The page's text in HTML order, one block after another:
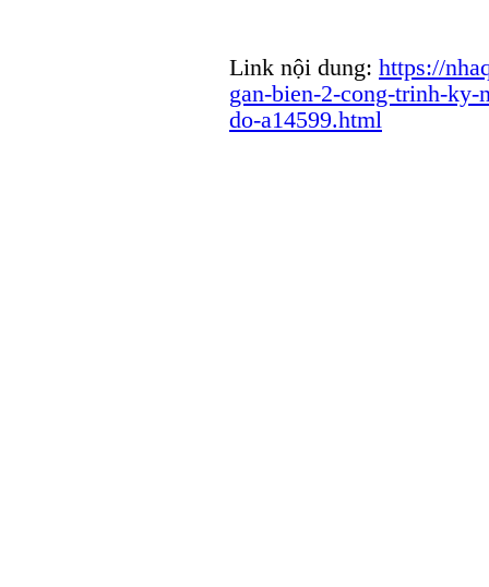
Link nội dung: https://
gan-bien-2-cong-trinh-ky-
do-a14599.html